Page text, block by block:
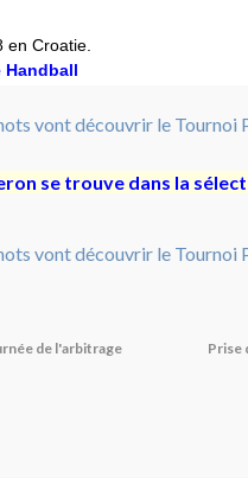
en Croatie.
Handball
se trouve dans la
de l'arbitrage Prise